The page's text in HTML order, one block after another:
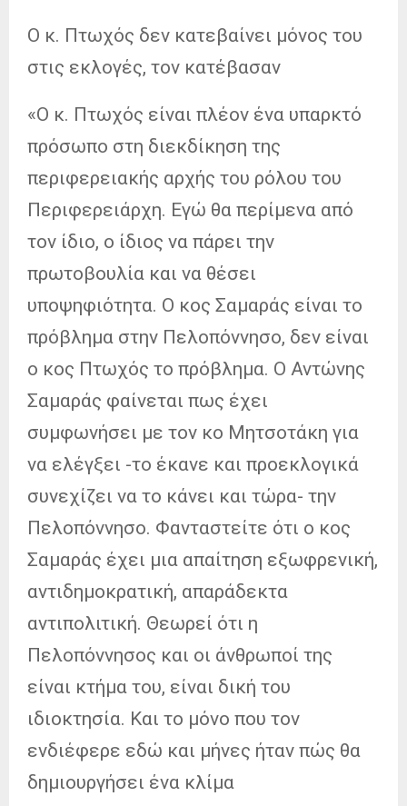
Ο κ. Πτωχός δεν κατεβαίνει μόνος του
στις εκλογές, τον κατέβασαν
«Ο κ. Πτωχός είναι πλέον ένα υπαρκτό
πρόσωπο στη διεκδίκηση της
περιφερειακής αρχής του ρόλου του
Περιφερειάρχη. Εγώ θα περίμενα από
τον ίδιο, ο ίδιος να πάρει την
πρωτοβουλία και να θέσει
υποψηφιότητα. Ο κος Σαμαράς είναι το
πρόβλημα στην Πελοπόννησο, δεν είναι
ο κος Πτωχός το πρόβλημα. Ο Αντώνης
Σαμαράς φαίνεται πως έχει
συμφωνήσει με τον κο Μητσοτάκη για
να ελέγξει -το έκανε και προεκλογικά
συνεχίζει να το κάνει και τώρα- την
Πελοπόννησο. Φανταστείτε ότι ο κος
Σαμαράς έχει μια απαίτηση εξωφρενική,
αντιδημοκρατική, απαράδεκτα
αντιπολιτική. Θεωρεί ότι η
Πελοπόννησος και οι άνθρωποί της
είναι κτήμα του, είναι δική του
ιδιοκτησία. Και το μόνο που τον
ενδιέφερε εδώ και μήνες ήταν πώς θα
δημιουργήσει ένα κλίμα